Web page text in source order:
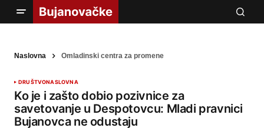
Naslovna Omladinski centra za promene
DRUŠTVONASLOVNA
Ko je i zašto dobio pozivnice za
savetovanje u Despotovcu: Mladi pravnici
Bujanovca ne odustaju